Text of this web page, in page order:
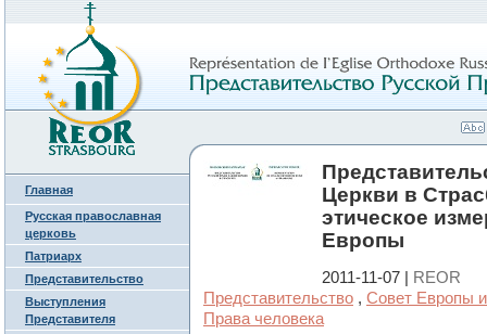
Главная
Русская православная
церковь
Патриарх
Представительство
Выступления
Представителя
Церкви в
этическое
Европы
2011-11-07 | REOR
Представительство , Совет Европы
Права человека